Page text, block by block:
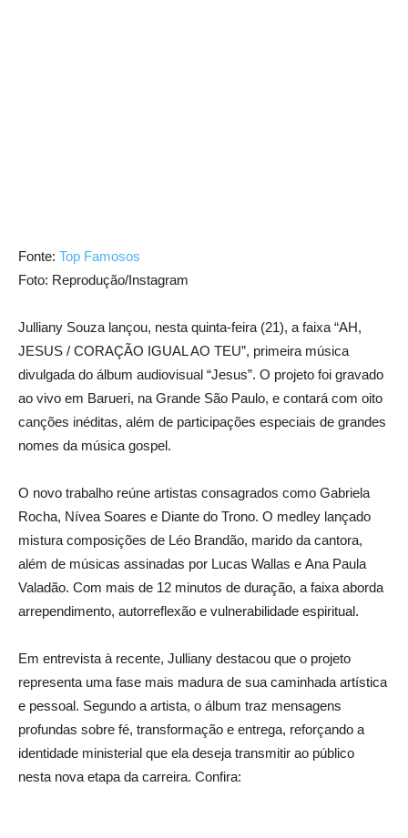
Fonte: Top Famosos
Foto: Reprodução/Instagram
Julliany Souza lançou, nesta quinta-feira (21), a faixa “AH,
JESUS / CORAÇÃO IGUAL AO TEU”, primeira música
divulgada do álbum audiovisual “Jesus”. O projeto foi gravado
ao vivo em Barueri, na Grande São Paulo, e contará com oito
canções inéditas, além de participações especiais de grandes
nomes da música gospel.
O novo trabalho reúne artistas consagrados como Gabriela
Rocha, Nívea Soares e Diante do Trono. O medley lançado
mistura composições de Léo Brandão, marido da cantora,
além de músicas assinadas por Lucas Wallas e Ana Paula
Valadão. Com mais de 12 minutos de duração, a faixa aborda
arrependimento, autorreflexão e vulnerabilidade espiritual.
Em entrevista à recente, Julliany destacou que o projeto
representa uma fase mais madura de sua caminhada artística
e pessoal. Segundo a artista, o álbum traz mensagens
profundas sobre fé, transformação e entrega, reforçando a
identidade ministerial que ela deseja transmitir ao público
nesta nova etapa da carreira. Confira: